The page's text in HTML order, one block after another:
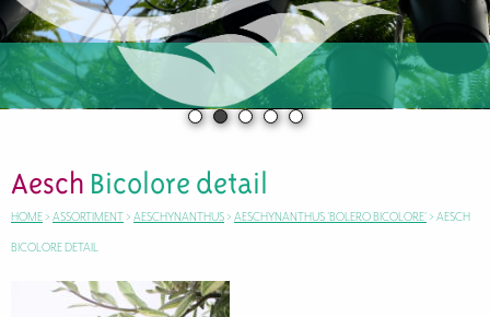
Aesch Bicolore detail
HOME > ASSORTIMENT > AESCHYNANTHUS > AESCHYNANTHUS ‘BOLERO BICOLORE’ > AESCH
BICOLORE DETAIL